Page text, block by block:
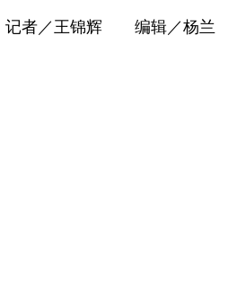
记者／王锦辉 编辑／杨兰